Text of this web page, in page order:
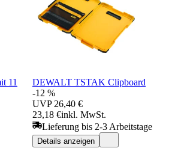
11
DEWALT TSTAK Clipboard
-12 %
UVP 26,40 €
23,18 €inkl. MwSt.
Lieferung bis 2-3 Arbeitstage
Details anzeigen